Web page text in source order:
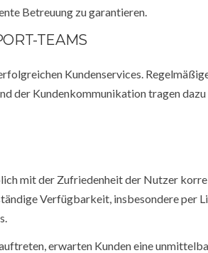
Betreuung zu garantieren.
TEAMS
Kundenservices.
der Kundenkommunikation tragen dazu
mit der Zufriedenheit der Nutzer
Verfügbarkeit, insbesondere per
erwarten Kunden eine